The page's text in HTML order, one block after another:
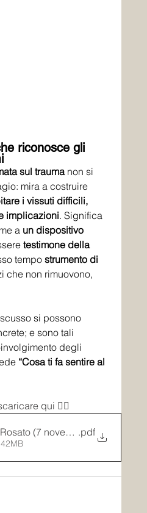
riconosce gli
sul trauma non si
mira a costruire
i vissuti difficili,
implicazioni. Significa
a un dispositivo
testimone della
tempo strumento di
che non rimuovono,
si possono
e sono tali
degli
“Cosa ti fa sentire al
qui 👇🏽
(7 novembre 2025)
.pdf